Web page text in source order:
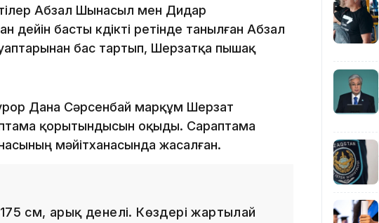
Абзал Шынасыл мен Дидар
басты күдікті ретінде танылған Абзал
бас тартып, Шерзатқа пышақ
Дана Сәрсенбай марқұм Шерзат
қорытындысын оқыды. Сараптама
мәйітханасында жасалған.
см, арық денелі. Көздері жартылай
16:33
16:01
15:33